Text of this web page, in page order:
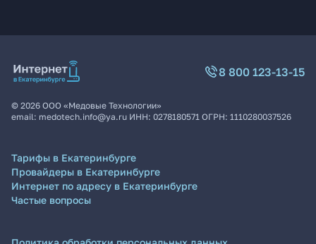
8 800 123-13-15
© 2026 ООО «Медовые Технологии»
email: medotech.info@ya.ru ИНН: 0278180571 ОГРН: 1110280037526
Тарифы в Екатеринбурге
Провайдеры в Екатеринбурге
Интернет по адресу в Екатеринбурге
Частые вопросы